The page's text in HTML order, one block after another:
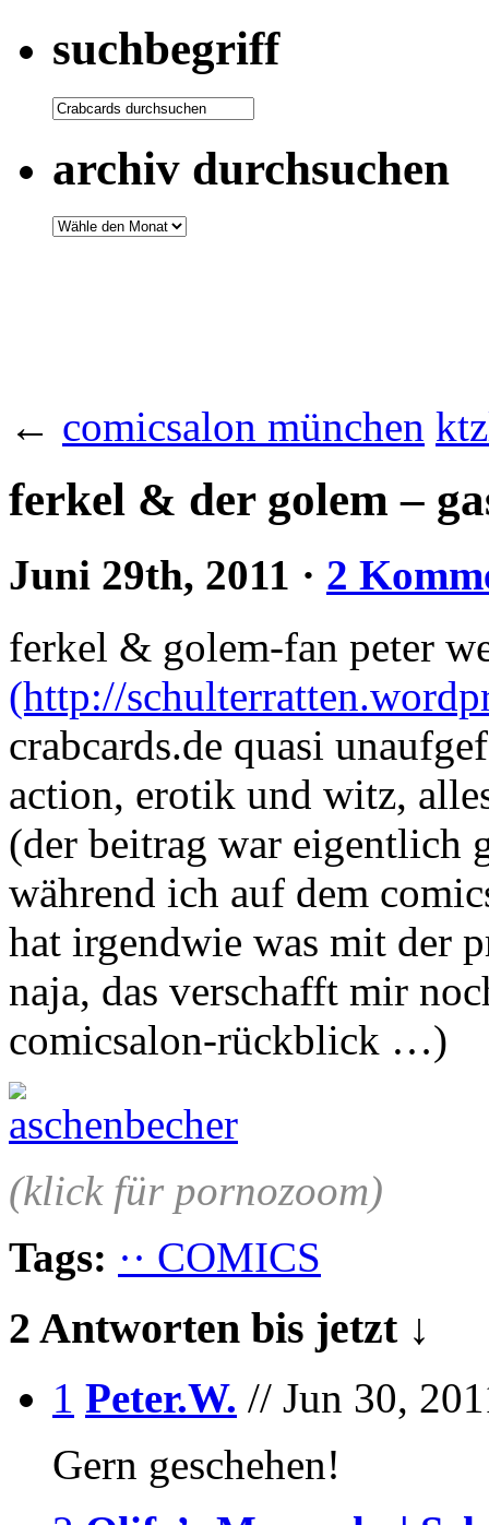
suchbegriff
archiv durchsuchen
← comicsalon münchen
ferkel & der golem –
Juni 29th, 2011 · 2
ferkel & golem-fan peter
(http://
crabcards.de quasi
action, erotik und witz,
(der beitrag war eigentlich
während ich auf dem
hat irgendwie was mit der
naja, das verschafft mir
comicsalon-rückblick …)
(klick für pornozoom)
Tags: ·· COMICS
2 Antworten bis jetzt ↓
1 Peter.W. // Jun 30,
Gern geschehen!